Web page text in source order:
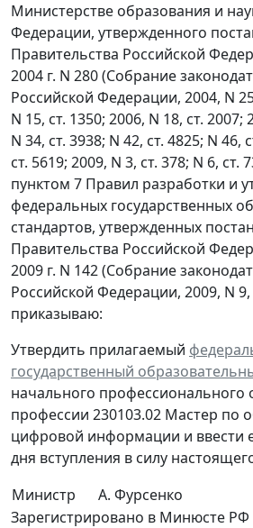
Министерстве образования и
Федерации, утвержденного
Правительства Российской
2004 г. N 280 (Собрание
Российской Федерации, 2004, N
N 15, ст. 1350; 2006, N 18, ст. 2007;
N 34, ст. 3938; N 42, ст. 4825; N 46,
ст. 5619; 2009, N 3, ст. 378; N 6, ст.
пунктом 7 Правил разработки и
федеральных государственных
стандартов, утвержденных
Правительства Российской
2009 г. N 142 (Собрание
Российской Федерации, 2009, N 9,
приказываю:
Утвердить прилагаемый
государственный
начального профессионального
профессии 230103.02 Мастер по
цифровой информации и ввести
дня вступления в силу
Министр
А. Фурсенко
Зарегистрировано в Минюсте РФ